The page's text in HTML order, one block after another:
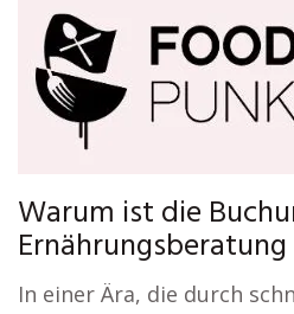
Warum ist die
In einer Ära, die durch